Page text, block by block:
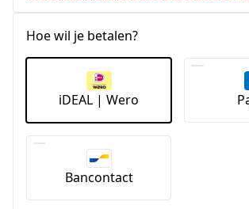
Hoe wil je betalen?
iDEAL | Wero
Bancontact